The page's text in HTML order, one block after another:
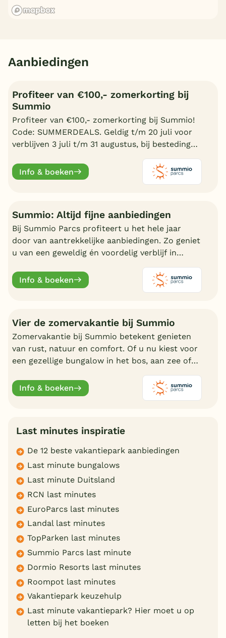
Aanbiedingen
Profiteer van €100,- zomerkorting bij
Summio
Profiteer van €100,- zomerkorting bij Summio!
Code: SUMMERDEALS. Geldig t/m 20 juli voor
verblijven 3 juli t/m 31 augustus, bij besteding
Info & boeken
Summio: Altijd fijne aanbiedingen
Bij Summio Parcs profiteert u het hele jaar
door van aantrekkelijke aanbiedingen. Zo geniet
u van een geweldig én voordelig verblijf in
Info & boeken
Vier de zomervakantie bij Summio
Zomervakantie bij Summio betekent genieten
van rust, natuur en comfort. Of u nu kiest voor
een gezellige bungalow in het bos, aan zee of
uw past.
Info & boeken
Last minutes inspiratie
De 12 beste vakantiepark aanbiedingen
Last minute bungalows
Last minute Duitsland
RCN last minutes
EuroParcs last minutes
Landal last minutes
TopParken last minutes
Summio Parcs last minute
Dormio Resorts last minutes
Roompot last minutes
Vakantiepark keuzehulp
Last minute vakantiepark? Hier moet u op
letten bij het boeken